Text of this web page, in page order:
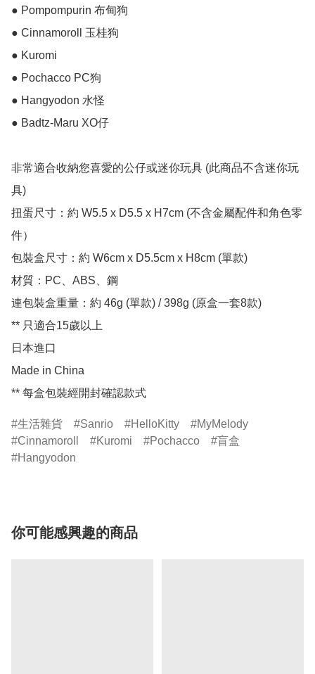
● Pompompurin 布甸狗
● Cinnamoroll 玉桂狗
● Kuromi
● Pochacco PC狗
● Hangyodon 水怪
● Badtz-Maru XO仔
非常適合收納您喜愛的公仔或迷你玩具 (此商品不含迷你玩
具)
扭蛋尺寸：約 W5.5 x D5.5 x H7cm (不含金屬配件和角色零
件）
包裝盒尺寸：約 W6cm x D5.5cm x H8cm (單款)
材質：PC、ABS、鋼
連包裝盒重量：約 46g (單款) / 398g (原盒一套8款)
** 只適合15歲以上
日本進口
Made in China
** 每盒包裝經開封確認款式
生活雜貨 Sanrio HelloKitty
MyMelody
Cinnamoroll
Kuromi Pochacco
盲盒
Hangyodon
你可能感興趣的商品